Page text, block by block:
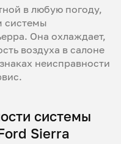
в любую погоду,
системы
Она охлаждает,
воздуха в салоне
неисправности
системы
Sierra